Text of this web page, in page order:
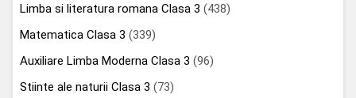
Limba si literatura romana Clasa 3 (438)
Matematica Clasa 3 (339)
Auxiliare Limba Moderna Clasa 3 (96)
Stiinte ale naturii Clasa 3 (73)